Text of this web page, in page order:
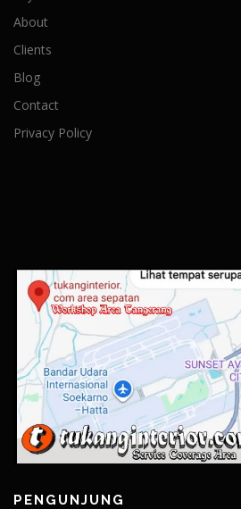
About
Clients
Blog
Contact
Privacy Policy
PENGUNJUNG